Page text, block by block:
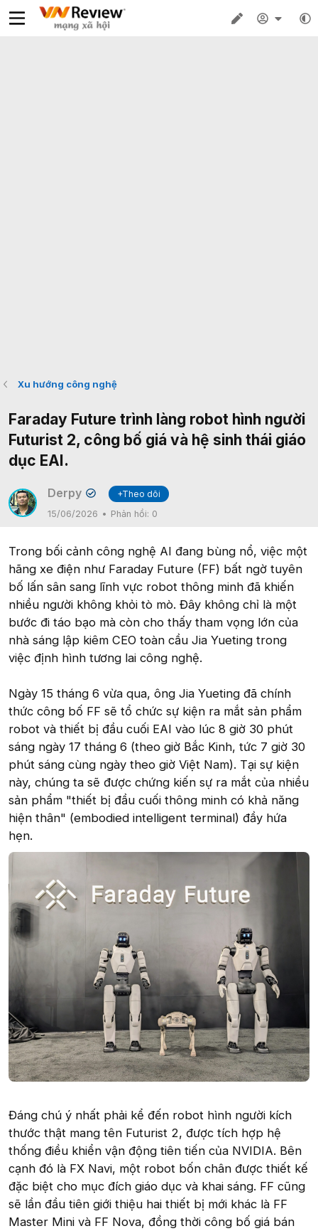
Xu hướng công nghệ
Faraday Future trình làng robot hình người
Futurist 2, công bố giá và hệ sinh thái giáo
dục EAI.
Derpy ✔
+Theo dõi
15/06/2026
Phản hồi: 0
Trong bối cảnh công nghệ AI đang bùng nổ, việc một
hãng xe điện như Faraday Future (FF) bất ngờ tuyên
bố lấn sân sang lĩnh vực robot thông minh đã khiến
nhiều người không khỏi tò mò. Đây không chỉ là một
bước đi táo bạo mà còn cho thấy tham vọng lớn của
nhà sáng lập kiêm CEO toàn cầu Jia Yueting trong
việc định hình tương lai công nghệ.
Ngày 15 tháng 6 vừa qua, ông Jia Yueting đã chính
thức công bố FF sẽ tổ chức sự kiện ra mắt sản phẩm
robot và thiết bị đầu cuối EAI vào lúc 8 giờ 30 phút
sáng ngày 17 tháng 6 (theo giờ Bắc Kinh, tức 7 giờ 30
phút sáng cùng ngày theo giờ Việt Nam). Tại sự kiện
này, chúng ta sẽ được chứng kiến sự ra mắt của nhiều
sản phẩm "thiết bị đầu cuối thông minh có khả năng
hiện thân" (embodied intelligent terminal) đầy hứa
hẹn.
Đáng chú ý nhất phải kể đến robot hình người kích
thước thật mang tên Futurist 2, được tích hợp hệ
thống điều khiển vận động tiên tiến của NVIDIA. Bên
cạnh đó là FX Navi, một robot bốn chân được thiết kế
đặc biệt cho mục đích giáo dục và khai sáng. FF cũng
sẽ lần đầu tiên giới thiệu hai thiết bị mới khác là FF
Master Mini và FF Nova, đồng thời công bố giá bán